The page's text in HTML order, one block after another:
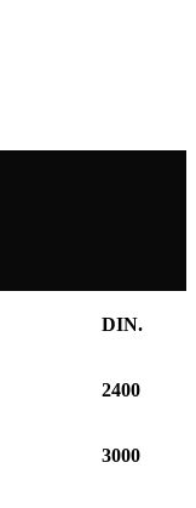
DIN.
2400
3000